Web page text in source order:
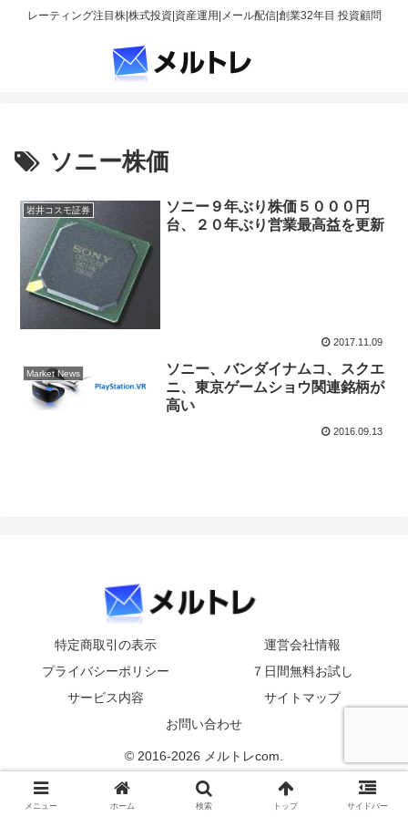
レーティング注目株|株式投資|資産運用|メール配信|創業32年目 投資顧問
ソニー株価
岩井コスモ証券
ソニー９年ぶり株価５０００円
台、２０年ぶり営業最高益を更新
2017.11.09
Market News
ソニー、バンダイナムコ、スクエ
ニ、東京ゲームショウ関連銘柄が
高い
2016.09.13
特定商取引の表示
運営会社情報
プライバシーポリシー
７日間無料お試し
サービス内容
サイトマップ
お問い合わせ
© 2016-2026 メルトレcom.
メニュー ホーム 検索 トップ サイドバー